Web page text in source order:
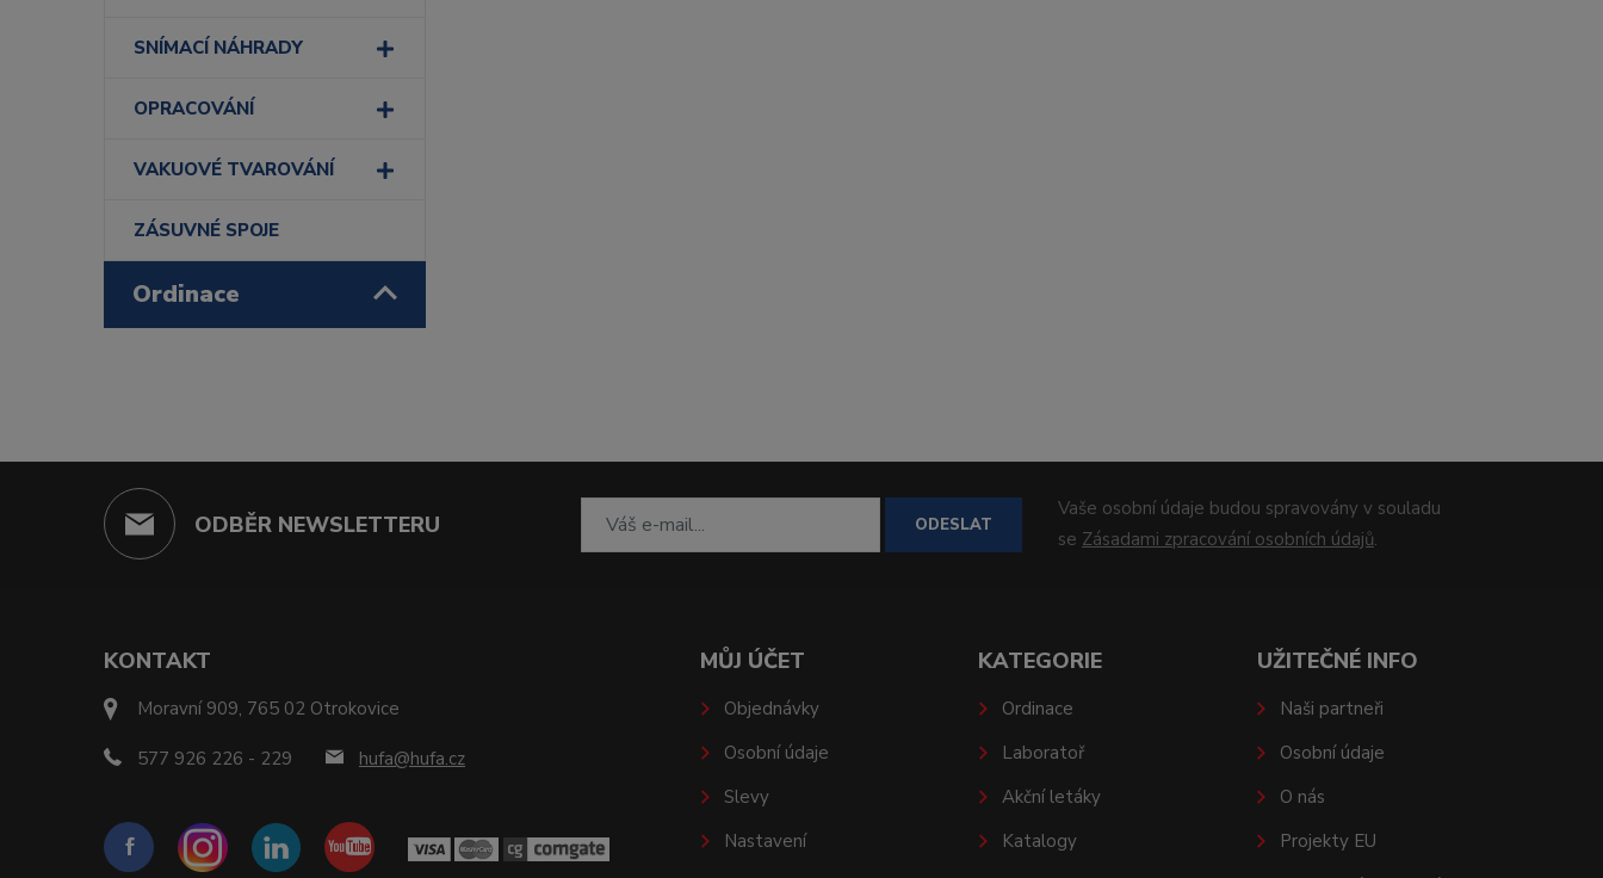
SNÍMACÍ NÁHRADY
OPRACOVÁNÍ
VAKUOVÉ TVAROVÁNÍ
ZÁSUVNÉ SPOJE
Ordinace
ODBĚR NEWSLETTERU ODESLAT
Vaše osobní údaje budou spravovány v souladu
se Zásadami zpracování osobních údajů.
KONTAKT
Moravní 909, 765 02 Otrokovice
577 926 226 - 229 hufa@hufa.cz
MŮJ ÚČET
Objednávky
Osobní údaje
Slevy
Nastavení
KATEGORIE
Ordinace
Laboratoř
Akční letáky
Katalogy
UŽITEČNÉ INFO
Naši partneři
Osobní údaje
O nás
Projekty EU